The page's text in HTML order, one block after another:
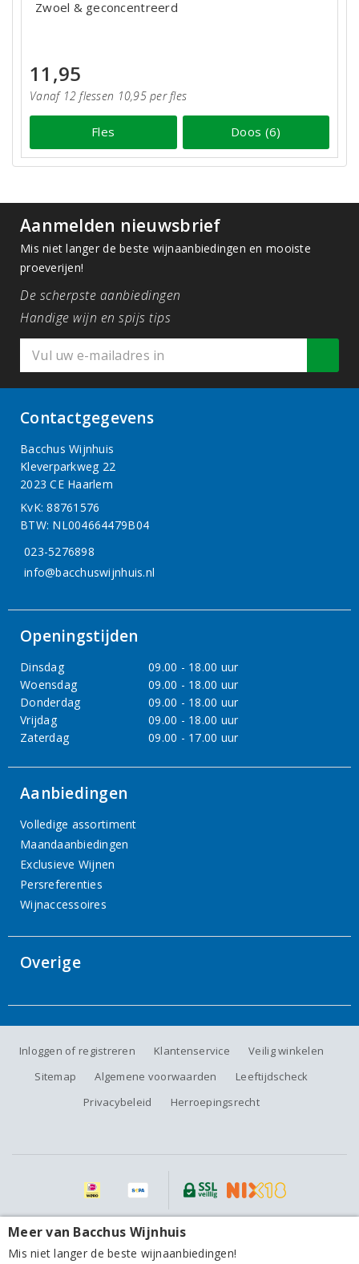
Zwoel & geconcentreerd
11,95
Vanaf 12 flessen 10,95 per fles
Fles Doos (6)
Domaine Alary Cairanne Tradition 2023
Aanmelden nieuwsbrief
Mis niet langer de beste wijnaanbiedingen en mooiste
proeverijen!
De scherpste aanbiedingen
Handige wijn en spijs tips
Contactgegevens
Bacchus Wijnhuis
Kleverparkweg 22
2023 CE Haarlem
KvK: 88761576
BTW: NL004664479B04
023-5276898
info@bacchuswijnhuis.nl
Openingstijden
Dinsdag
09.00 - 18.00 uur
Woensdag
09.00 - 18.00 uur
Donderdag
09.00 - 18.00 uur
Vrijdag
09.00 - 18.00 uur
Zaterdag
09.00 - 17.00 uur
Aanbiedingen
Volledige assortiment
Maandaanbiedingen
Exclusieve Wijnen
Persreferenties
Wijnaccessoires
Overige
Inloggen of registreren Klantenservice
Veilig winkelen
Sitemap
Algemene voorwaarden
Leeftijdscheck
Privacybeleid
Herroepingsrecht
Alle prijzen zijn inclusief BTW, exclusief eventuele verzendkosten.
Meer van Bacchus Wijnhuis
Mis niet langer de beste wijnaanbiedingen!